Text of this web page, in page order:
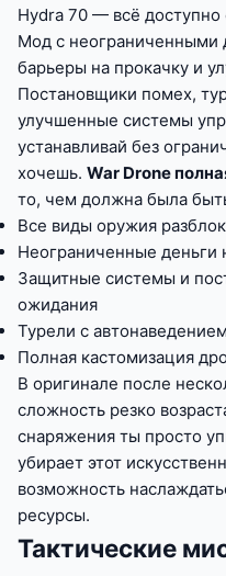
Hydra 70 — всё доступно
Мод с неограниченными
барьеры на прокачку и
Постановщики помех,
улучшенные системы
устанавливай без
хочешь. War Drone
то, чем должна была
Все виды оружия
Неограниченные деньги
Защитные системы и
ожидания
Турели с
Полная кастомизация
В оригинале после
сложность резко
снаряжения ты просто
убирает этот
возможность
ресурсы.
Тактические